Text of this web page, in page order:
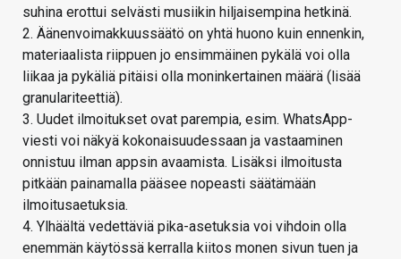
suhina erottui selvästi musiikin hiljaisempina hetkinä.
2. Äänenvoimakkuussäätö on yhtä huono kuin ennenkin,
materiaalista riippuen jo ensimmäinen pykälä voi olla
liikaa ja pykäliä pitäisi olla moninkertainen määrä (lisää
granulariteettiä).
3. Uudet ilmoitukset ovat parempia, esim. WhatsApp-
viesti voi näkyä kokonaisuudessaan ja vastaaminen
onnistuu ilman appsin avaamista. Lisäksi ilmoitusta
pitkään painamalla pääsee nopeasti säätämään
ilmoitusaetuksia.
4. Ylhäältä vedettäviä pika-asetuksia voi vihdoin olla
enemmän käytössä kerralla kiitos monen sivun tuen ja